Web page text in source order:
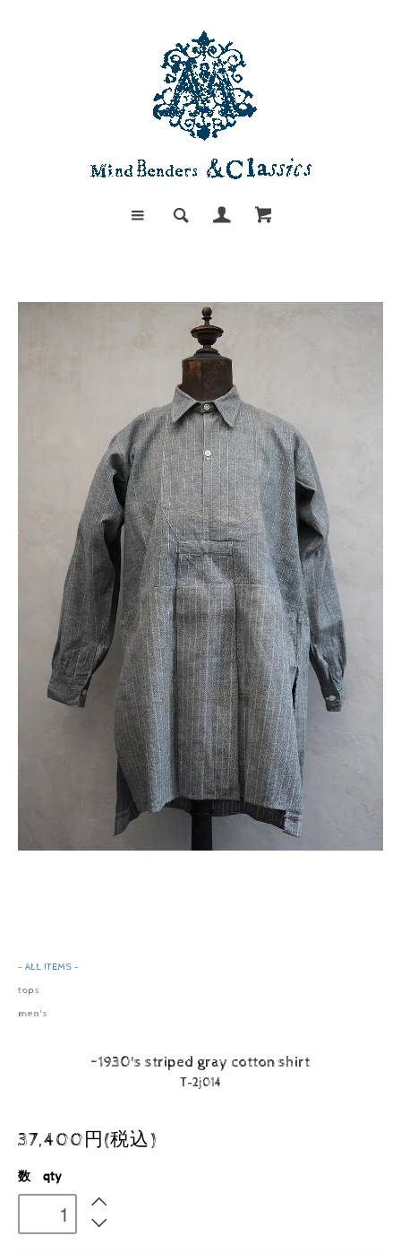
- ALL ITEMS -
tops
men's
~1930's striped gray cotton shirt
T-2j014
37,400円(税込)
数 qty